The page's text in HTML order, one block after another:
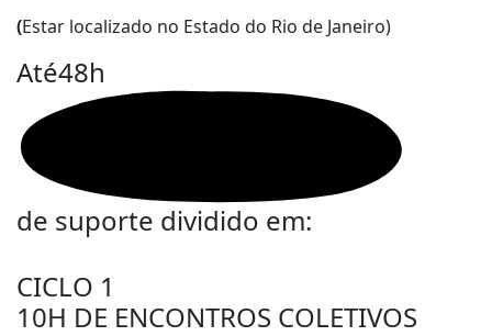
(Estar localizado no Estado do Rio de Janeiro)
Até48h
de suporte dividido em:
fa-
puzzle-
CICLO 1
10H DE ENCONTROS COLETIVOS